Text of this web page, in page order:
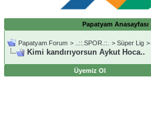
Papatyam Anasayfası
Papatyam Forum > ..::.SPOR.::. > Süper Lig >
Kimi kandırıyorsun Aykut Hoca..
Üyemiz Ol